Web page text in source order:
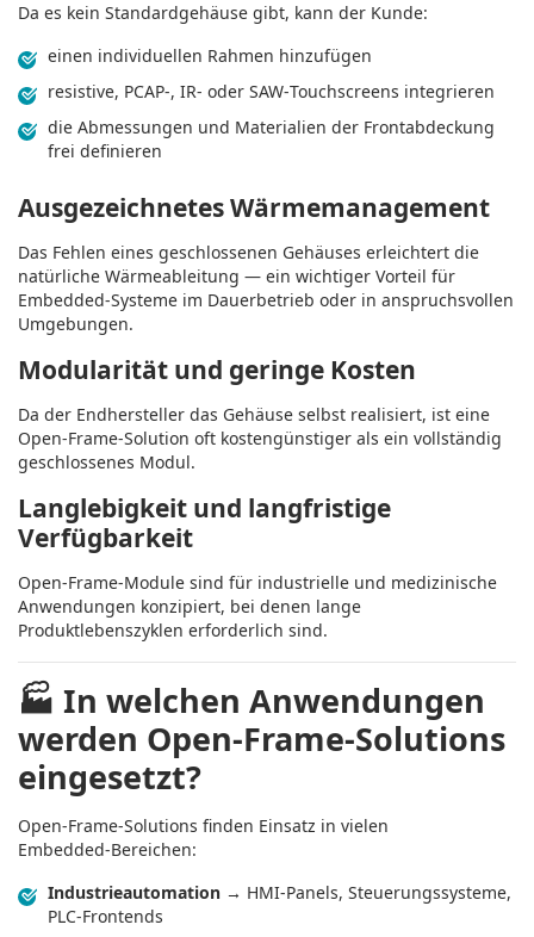
Da es kein Standardgehäuse gibt, kann der Kunde:
einen individuellen Rahmen hinzufügen
resistive, PCAP-, IR- oder SAW‑Touchscreens integrieren
die Abmessungen und Materialien der Frontabdeckung
frei definieren
Ausgezeichnetes Wärmemanagement
Das Fehlen eines geschlossenen Gehäuses erleichtert die
natürliche Wärmeableitung — ein wichtiger Vorteil für
Embedded‑Systeme im Dauerbetrieb oder in anspruchsvollen
Umgebungen.
Modularität und geringe Kosten
Da der Endhersteller das Gehäuse selbst realisiert, ist eine
Open‑Frame‑Solution oft kostengünstiger als ein vollständig
geschlossenes Modul.
Langlebigkeit und langfristige
Verfügbarkeit
Open‑Frame‑Module sind für industrielle und medizinische
Anwendungen konzipiert, bei denen lange
Produktlebenszyklen erforderlich sind.
🏭 In welchen Anwendungen
werden Open‑Frame‑Solutions
eingesetzt?
Open‑Frame‑Solutions finden Einsatz in vielen
Embedded‑Bereichen:
Industrieautomation → HMI‑Panels, Steuerungssysteme,
PLC‑Frontends